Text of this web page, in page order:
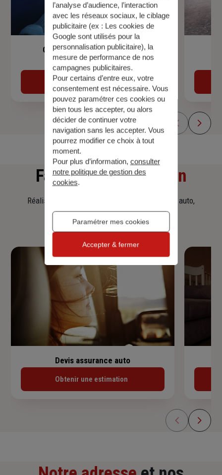
Garantie Accidents de la Vie
Découvrir
Faitesune simulation
Réalisez une simulation tarifaire d'assurance, auto,
habitation, prêt immobilier.
Devis assurance auto
Obtenir une estimation
l’analyse d’audience, l’interaction
avec les réseaux sociaux, le ciblage
publicitaire (ex : Les cookies de
Google sont utilisés pour la
personnalisation publicitaire), la
mesure de performance de nos
campagnes publicitaires.
Pour certains d’entre eux, votre
consentement est nécessaire. Vous
pouvez paramétrer ces cookies ou
bien tous les accepter, ou alors
décider de continuer votre
navigation sans les accepter. Vous
pourrez modifier ce choix à tout
moment.
Pour plus d’information, consulter
notre politique de gestion des
cookies.
Paramétrer mes cookies
Accepter & fermer